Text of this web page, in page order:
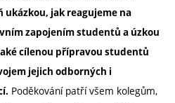
ukázkou, jak reagujeme na
zapojením studentů a úzkou
cílenou přípravou studentů
jejich odborných i
Poděkování patří všem kolegům,